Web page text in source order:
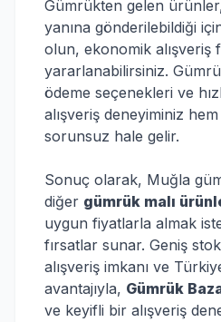
Gümrükten gelen
yanına gönderilebildiği
olun, ekonomik alışveriş
yararlanabilirsiniz.
ödeme seçenekleri ve
alışveriş deneyiminiz
sorunsuz hale gelir.
Sonuç olarak, Muğla
diğer gümrük malı
uygun fiyatlarla almak
fırsatlar sunar. Geniş
alışveriş imkanı ve
avantajıyla, Gümrük
ve keyifli bir alışveriş